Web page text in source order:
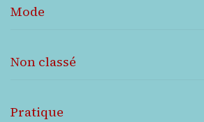
Mode
Non classé
Pratique